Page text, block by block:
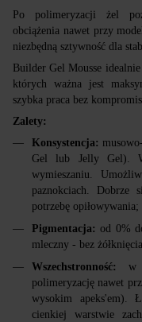
Po polimeryzacji żel
obciążenia nawet przy
niezbędną sztywność dla
Builder Gel Mousse
których ważna jest
szybka praca bez
Zalety:
Konsystencja:
Gel lub Jelly Gel).
wymieszaniu.
paznokciach. Dobrze
potrzebę opiłowywania;
Pigmentacja:od 0%
mleczny - bez
Wszechstronność:
w
polimeryzację nawet
wysokim apeks'em).
cienkiej warstwie